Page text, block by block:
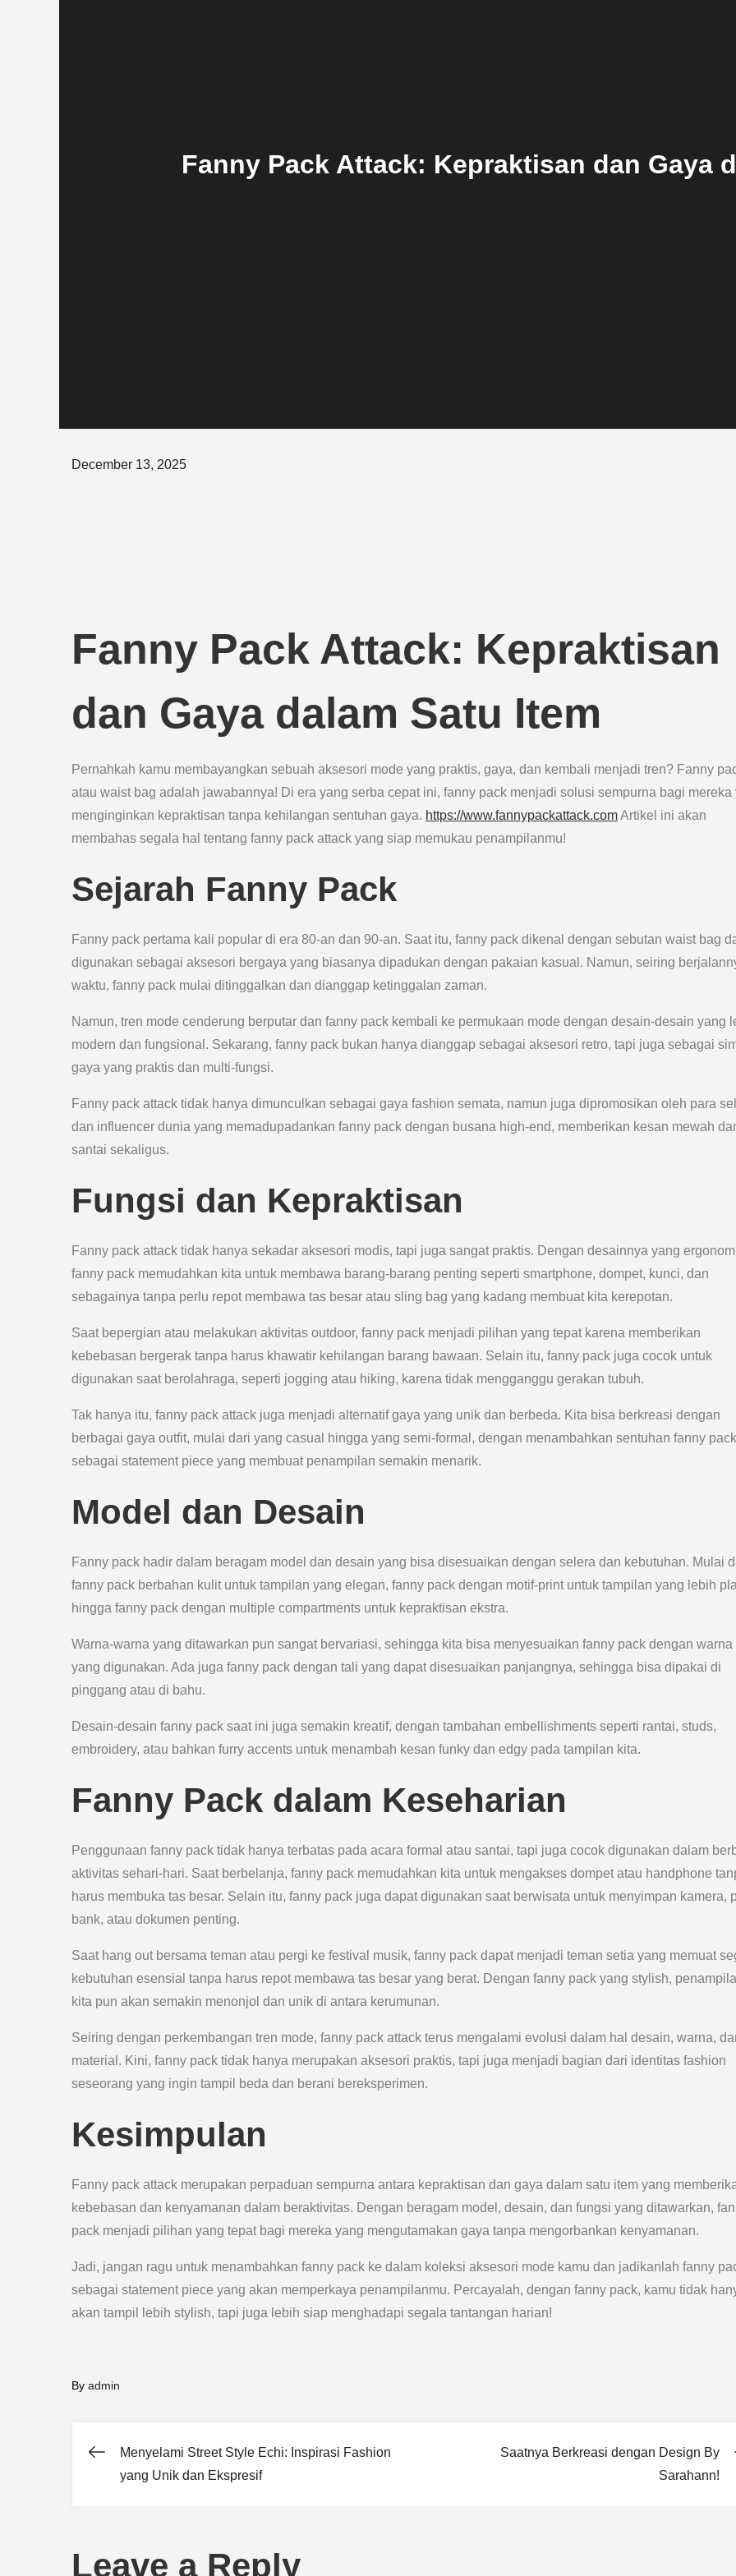
Fanny Pack Attack: Kepraktisan dan Gaya
Posted
December 13, 2025
Fanny Pack Attack: Kepraktisan
dan Gaya dalam Satu Item
Pernahkah kamu membayangkan sebuah aksesori mode yang praktis, gaya, dan kembali menjadi tren? Fanny
atau waist bag adalah jawabannya! Di era yang serba cepat ini, fanny pack menjadi solusi sempurna bagi mereka
menginginkan kepraktisan tanpa kehilangan sentuhan gaya. https://www.fannypackattack.comArtikel ini akan
membahas segala hal tentang fanny pack attack yang siap memukau penampilanmu!
Sejarah Fanny Pack
Fanny pack pertama kali popular di era 80-an dan 90-an. Saat itu, fanny pack dikenal dengan sebutan waist bag
digunakan sebagai aksesori bergaya yang biasanya dipadukan dengan pakaian kasual. Namun, seiring
waktu, fanny pack mulai ditinggalkan dan dianggap ketinggalan zaman.
Namun, tren mode cenderung berputar dan fanny pack kembali ke permukaan mode dengan desain-desain yang
modern dan fungsional. Sekarang, fanny pack bukan hanya dianggap sebagai aksesori retro, tapi juga sebagai
gaya yang praktis dan multi-fungsi.
Fanny pack attack tidak hanya dimunculkan sebagai gaya fashion semata, namun juga dipromosikan oleh para
dan influencer dunia yang memadupadankan fanny pack dengan busana high-end, memberikan kesan mewah
santai sekaligus.
Fungsi dan Kepraktisan
Fanny pack attack tidak hanya sekadar aksesori modis, tapi juga sangat praktis. Dengan desainnya yang
fanny pack memudahkan kita untuk membawa barang-barang penting seperti smartphone, dompet, kunci, dan
sebagainya tanpa perlu repot membawa tas besar atau sling bag yang kadang membuat kita kerepotan.
Saat bepergian atau melakukan aktivitas outdoor, fanny pack menjadi pilihan yang tepat karena memberikan
kebebasan bergerak tanpa harus khawatir kehilangan barang bawaan. Selain itu, fanny pack juga cocok untuk
digunakan saat berolahraga, seperti jogging atau hiking, karena tidak mengganggu gerakan tubuh.
Tak hanya itu, fanny pack attack juga menjadi alternatif gaya yang unik dan berbeda. Kita bisa berkreasi dengan
berbagai gaya outfit, mulai dari yang casual hingga yang semi-formal, dengan menambahkan sentuhan fanny pack
sebagai statement piece yang membuat penampilan semakin menarik.
Model dan Desain
Fanny pack hadir dalam beragam model dan desain yang bisa disesuaikan dengan selera dan kebutuhan. Mulai
fanny pack berbahan kulit untuk tampilan yang elegan, fanny pack dengan motif-print untuk tampilan yang lebih
hingga fanny pack dengan multiple compartments untuk kepraktisan ekstra.
Warna-warna yang ditawarkan pun sangat bervariasi, sehingga kita bisa menyesuaikan fanny pack dengan warna
yang digunakan. Ada juga fanny pack dengan tali yang dapat disesuaikan panjangnya, sehingga bisa dipakai di
pinggang atau di bahu.
Desain-desain fanny pack saat ini juga semakin kreatif, dengan tambahan embellishments seperti rantai, studs,
embroidery, atau bahkan furry accents untuk menambah kesan funky dan edgy pada tampilan kita.
Fanny Pack dalam Keseharian
Penggunaan fanny pack tidak hanya terbatas pada acara formal atau santai, tapi juga cocok digunakan dalam
aktivitas sehari-hari. Saat berbelanja, fanny pack memudahkan kita untuk mengakses dompet atau handphone
harus membuka tas besar. Selain itu, fanny pack juga dapat digunakan saat berwisata untuk menyimpan kamera,
bank, atau dokumen penting.
Saat hang out bersama teman atau pergi ke festival musik, fanny pack dapat menjadi teman setia yang memuat
kebutuhan esensial tanpa harus repot membawa tas besar yang berat. Dengan fanny pack yang stylish,
kita pun akan semakin menonjol dan unik di antara kerumunan.
Seiring dengan perkembangan tren mode, fanny pack attack terus mengalami evolusi dalam hal desain, warna,
material. Kini, fanny pack tidak hanya merupakan aksesori praktis, tapi juga menjadi bagian dari identitas fashion
seseorang yang ingin tampil beda dan berani bereksperimen.
Kesimpulan
Fanny pack attack merupakan perpaduan sempurna antara kepraktisan dan gaya dalam satu item yang
kebebasan dan kenyamanan dalam beraktivitas. Dengan beragam model, desain, dan fungsi yang ditawarkan,
pack menjadi pilihan yang tepat bagi mereka yang mengutamakan gaya tanpa mengorbankan kenyamanan.
Jadi, jangan ragu untuk menambahkan fanny pack ke dalam koleksi aksesori mode kamu dan jadikanlah fanny
sebagai statement piece yang akan memperkaya penampilanmu. Percayalah, dengan fanny pack, kamu tidak
akan tampil lebih stylish, tapi juga lebih siap menghadapi segala tantangan harian!
By admin
Post
Menyelami Street Style Echi: Inspirasi Fashion
yang Unik dan Ekspresif
Saatnya Berkreasi dengan Design By
Sarahann!
Leave a Reply